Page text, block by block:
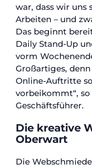
war, dass wir uns
Arbeiten – und
Das beginnt
Daily Stand-Up
vorm
Großartiges,
Online-Auftritte
vorbeikommt“,
Geschäftsführer.
Die kreative
Oberwart
Die